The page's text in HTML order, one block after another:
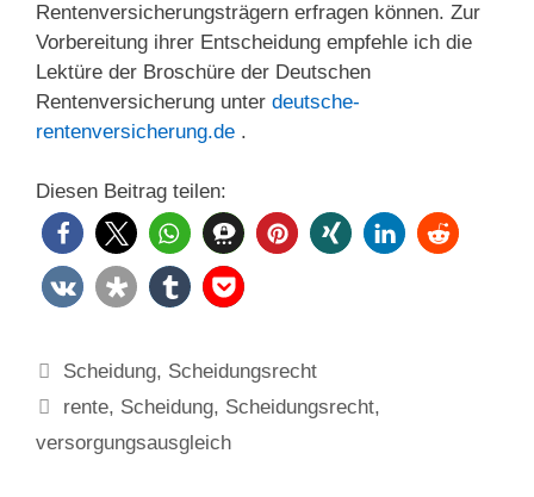
Rentenversicherungsträgern erfragen können. Zur
Vorbereitung ihrer Entscheidung empfehle ich die
Lektüre der Broschüre der Deutschen
Rentenversicherung unter deutsche-
rentenversicherung.de .
Diesen Beitrag teilen:
Kategorien
Scheidung, Scheidungsrecht
Schlagwörter
rente, Scheidung, Scheidungsrecht,
versorgungsausgleich